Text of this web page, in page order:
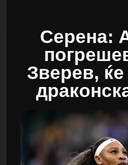
Серена:
Зверев,